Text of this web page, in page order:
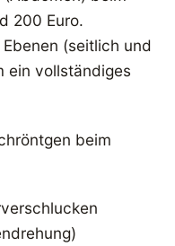
200 Euro.
(seitlich und
ein vollständiges
beim